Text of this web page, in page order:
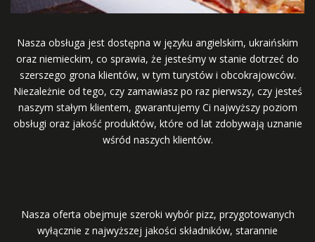
Nasza obsługa jest dostępna w języku angielskim, ukraińskim
oraz niemieckim, co sprawia, że jesteśmy w stanie dotrzeć do
szerszego grona klientów, w tym turystów i obcokrajowców.
Niezależnie od tego, czy zamawiasz po raz pierwszy, czy jesteś
naszym stałym klientem, gwarantujemy Ci najwyższy poziom
obsługi oraz jakość produktów, które od lat zdobywają uznanie
wśród naszych klientów.
Nasza oferta obejmuje szeroki wybór pizz, przygotowanych
wyłącznie z najwyższej jakości składników, starannie